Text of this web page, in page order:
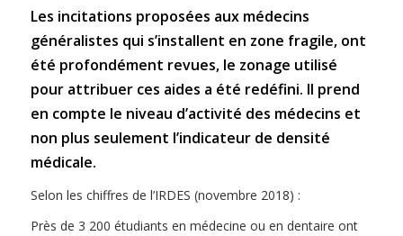
Les incitations proposées aux médecins
généralistes qui s’installent en zone fragile, ont
été profondément revues, le zonage utilisé
pour attribuer ces aides a été redéfini. Il prend
en compte le niveau d’activité des médecins et
non plus seulement l’indicateur de densité
médicale.
Selon les chiffres de l’IRDES (novembre 2018) :
Près de 3 200 étudiants en médecine ou en dentaire ont